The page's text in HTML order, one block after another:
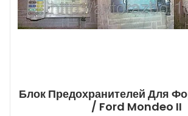
Блок Предохранителей Для
/ Ford Mondeo II